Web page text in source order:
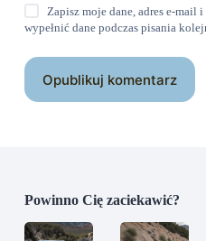
Zapisz moje dane, adres e-mail
wypełnić dane podczas pisania
Opublikuj komentarz
Powinno Cię zaciekawić?